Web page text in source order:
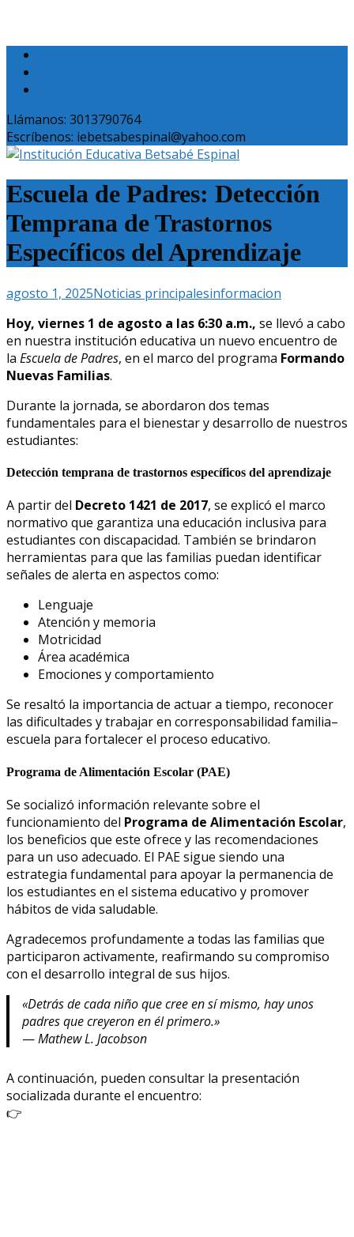
Llámanos: 3013790764
Escríbenos: iebetsabespinal@yahoo.com
Escuela de Padres: Detección
Temprana de Trastornos
Específicos del Aprendizaje
agosto 1, 2025Noticias principalesinformacion
Hoy, viernes 1 de agosto a las 6:30 a.m., se llevó a cabo
en nuestra institución educativa un nuevo encuentro de
la Escuela de Padres, en el marco del programa Formando
Nuevas Familias.
Durante la jornada, se abordaron dos temas
fundamentales para el bienestar y desarrollo de nuestros
estudiantes:
Detección temprana de trastornos específicos del aprendizaje
A partir del Decreto 1421 de 2017, se explicó el marco
normativo que garantiza una educación inclusiva para
estudiantes con discapacidad. También se brindaron
herramientas para que las familias puedan identificar
señales de alerta en aspectos como:
Lenguaje
Atención y memoria
Motricidad
Área académica
Emociones y comportamiento
Se resaltó la importancia de actuar a tiempo, reconocer
las dificultades y trabajar en corresponsabilidad familia–
escuela para fortalecer el proceso educativo.
Programa de Alimentación Escolar (PAE)
Se socializó información relevante sobre el
funcionamiento del Programa de Alimentación Escolar,
los beneficios que este ofrece y las recomendaciones
para un uso adecuado. El PAE sigue siendo una
estrategia fundamental para apoyar la permanencia de
los estudiantes en el sistema educativo y promover
hábitos de vida saludable.
Agradecemos profundamente a todas las familias que
participaron activamente, reafirmando su compromiso
con el desarrollo integral de sus hijos.
«Detrás de cada niño que cree en sí mismo, hay unos
padres que creyeron en él primero.»
—Mathew L. Jacobson
A continuación, pueden consultar la presentación
socializada durante el encuentro:
👉